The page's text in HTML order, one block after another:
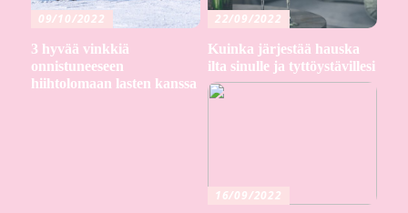
09/10/2022
3 hyvää vinkkiä
onnistuneeseen
hiihtolomaan lasten kanssa
22/09/2022
Kuinka järjestää hauska
ilta sinulle ja tyttöystävillesi
16/09/2022